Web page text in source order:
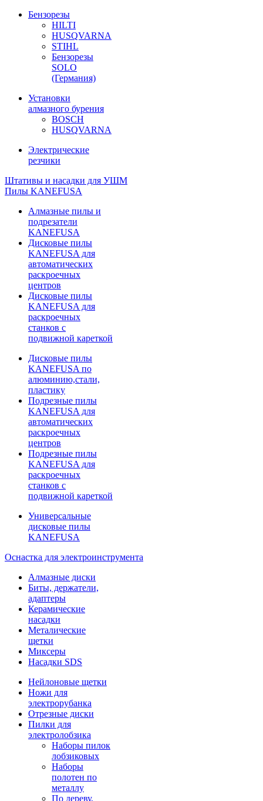
Бензорезы
HILTI
HUSQVARNA
STIHL
Бензорезы
SOLO
(Германия)
Установки
алмазного бурения
BOSCH
HUSQVARNA
Электрические
резчики
Штативы и насадки для УШМ
Пилы KANEFUSA
Алмазные пилы и
подрезатели
KANEFUSA
Дисковые пилы
KANEFUSA для
автоматических
раскроечных
центров
Дисковые пилы
KANEFUSA для
раскроечных
станков с
подвижной кареткой
Дисковые пилы
KANEFUSA по
алюминию,стали,
пластику
Подрезные пилы
KANEFUSA для
автоматических
раскроечных
центров
Подрезные пилы
KANEFUSA для
раскроечных
станков с
подвижной кареткой
Универсальные
дисковые пилы
KANEFUSA
Оснастка для электроинструмента
Алмазные диски
Биты, держатели,
адаптеры
Керамические
насадки
Металические
щетки
Миксеры
Насадки SDS
Нейлоновые щетки
Ножи для
электрорубанка
Отрезные диски
Пилки для
электролобзика
Наборы пилок
лобзиковых
Наборы
полотен по
металлу
По дереву,